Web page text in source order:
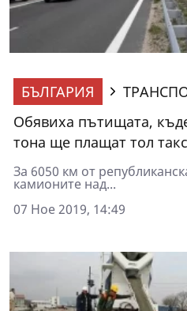
БЪЛГАРИЯ
Обявиха пътищата,
тона ще плащат тол
За 6050 км от
камионите над...
07 Ное 2019, 14:49